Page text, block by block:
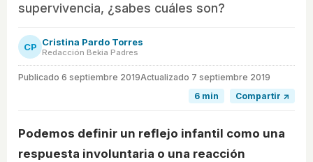
supervivencia, ¿sabes cuáles son?
CP Cristina Pardo Torres
Redacción Bekia Padres
Publicado 6 septiembre 2019Actualizado 7 septiembre 2019
6 min
Compartir ↗
Podemos definir un reflejo infantil como una
respuesta involuntaria o una reacción